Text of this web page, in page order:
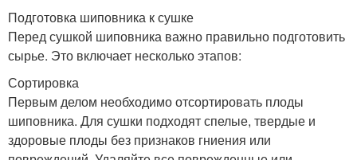
Подготовка шиповника к сушке
Перед сушкой шиповника важно правильно подготовить
сырье. Это включает несколько этапов:
Сортировка
Первым делом необходимо отсортировать плоды
шиповника. Для сушки подходят спелые, твердые и
здоровые плоды без признаков гниения или